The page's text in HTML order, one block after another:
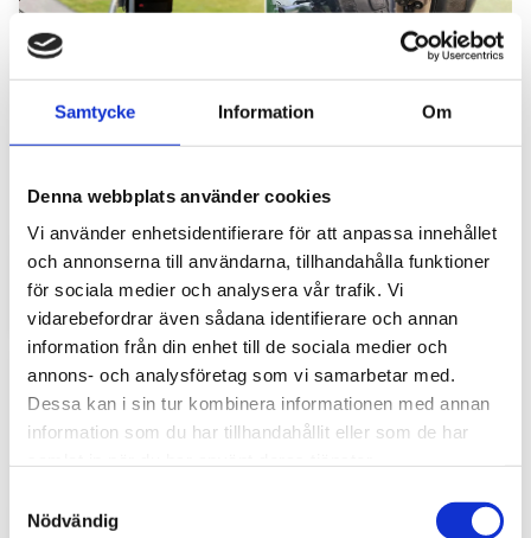
Samtycke Information Om
Denna webbplats använder cookies
Vi använder enhetsidentifierare för att anpassa innehållet
och annonserna till användarna, tillhandahålla funktioner
för sociala medier och analysera vår trafik. Vi
vidarebefordrar även sådana identifierare och annan
information från din enhet till de sociala medier och
annons- och analysföretag som vi samarbetar med.
Dessa kan i sin tur kombinera informationen med annan
information som du har tillhandahållit eller som de har
Nödvändig
Hyttbord till traktorn, den lilla detaljen som
Traktorhytten är för många mer än bara en plats där
arbetet utförs. Det är kontoret, fikarummet och ibland
även lunchplatsen under långa arbetsdagar....